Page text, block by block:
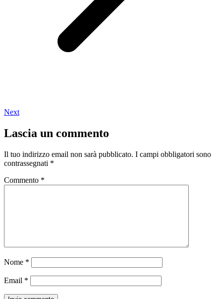
Next
Lascia un commento
Il tuo indirizzo email non sarà pubblicato. I campi obbligatori sono
contrassegnati *
Commento *
Nome *
Email *